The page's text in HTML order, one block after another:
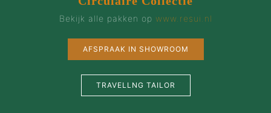
Bekijk alle pakken op www.resui.nl
AFSPRAAK IN SHOWROOM
TRAVELLNG TAILOR